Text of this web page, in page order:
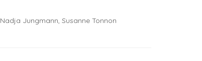
Nadja Jungmann, Susanne Tonnon